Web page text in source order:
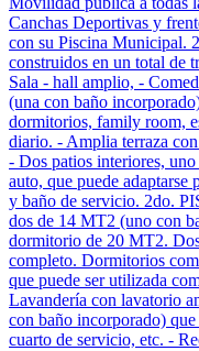
Canchas Deportivas y
con su Piscina Municipal.
construidos en un total de
Sala - hall amplio, -
(una con baño
dormitorios, family room,
diario. - Amplia terraza
- Dos patios interiores,
auto, que puede adaptarse
y baño de servicio. 2do.
dos de 14 MT2 (uno con
dormitorio de 20 MT2.
completo. Dormitorios
que puede ser utilizada
Lavandería con lavatorio
con baño incorporado)
cuarto de servicio, etc. -